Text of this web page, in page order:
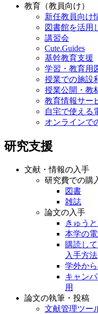
教育（教員向け）
新任教員向け
図書館を活用
講習会
Cute.Guides
基幹教育支援
学習・教育用
授業での施設
授業公開・教
教育情報サー
自宅で使える
オンラインで
研究支援
文献・情報の入手
研究費での購
図書
雑誌
論文の入手
きゅうと
本学の
購読し
入手方法
学外か
キャン
用
論文の執筆・投稿
文献管理ツー